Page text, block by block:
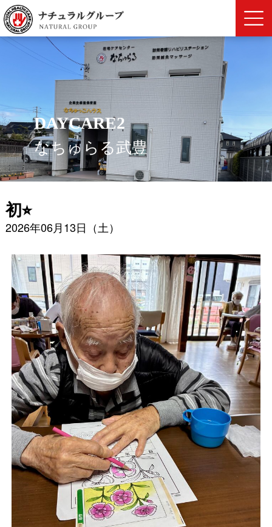
DAYCARE2
なちゅらる武豊
初⭐︎
2026年06月13日（土）